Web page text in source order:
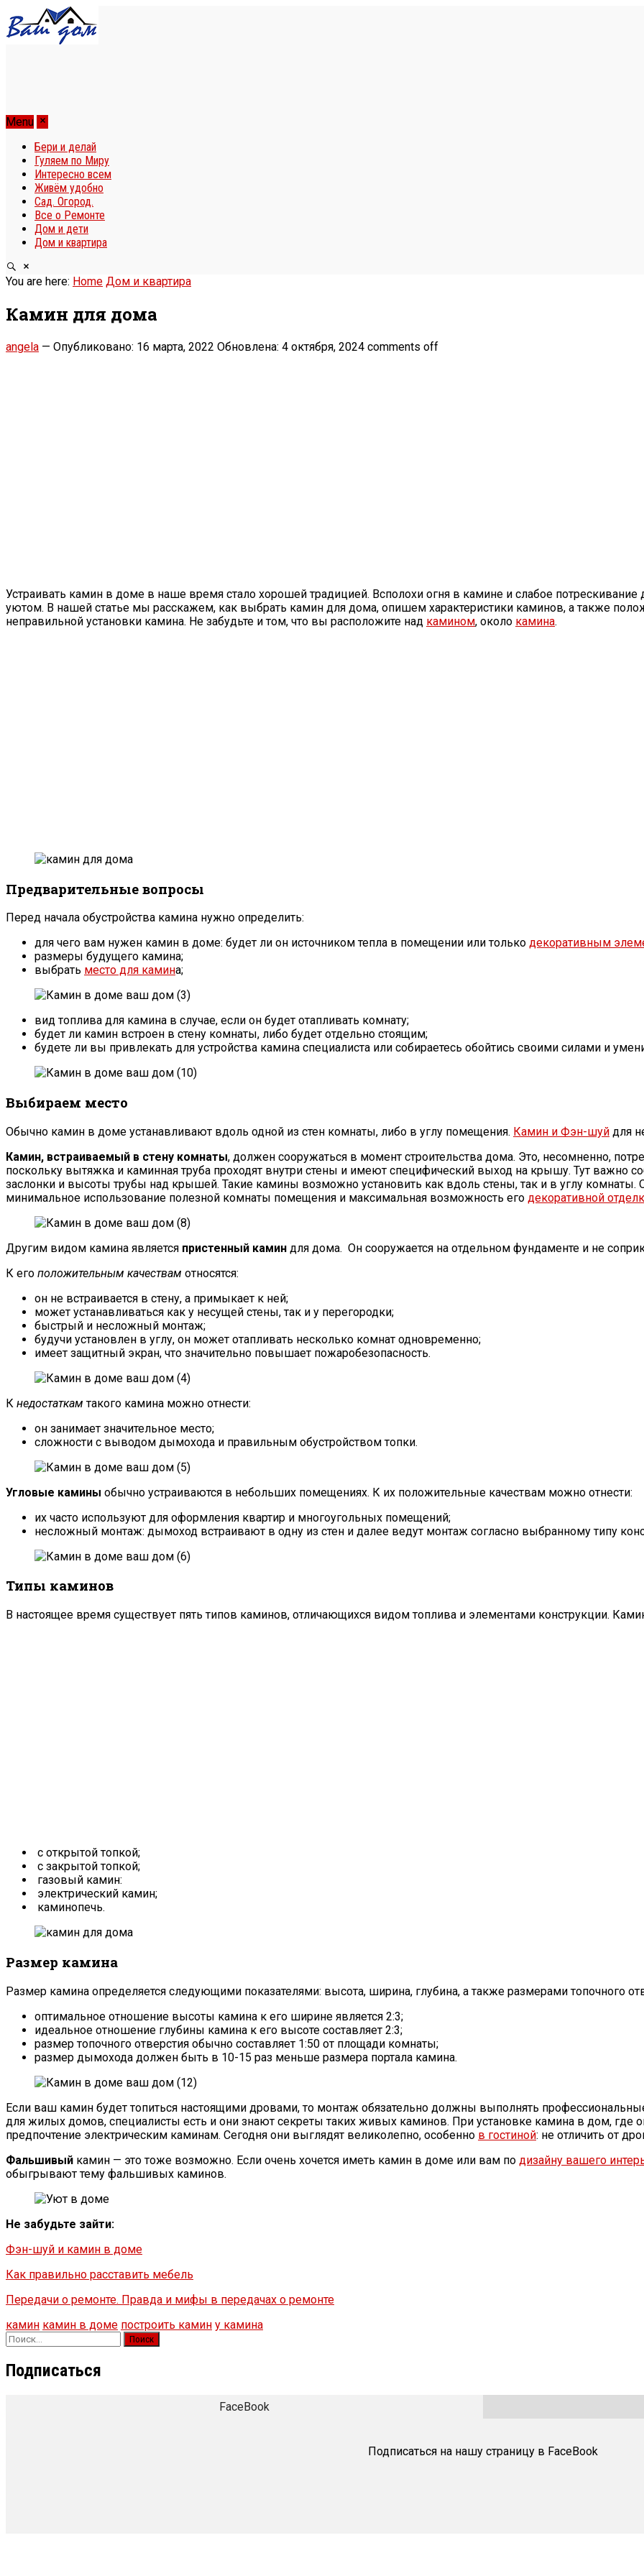
Menu
Бери и делай
Гуляем по Миру
Интересно всем
Живём удобно
Сад. Огород.
Все о Ремонте
Дом и дети
Дом и квартира
You are here: Home Дом и квартира
Камин для дома
angela — Опубликовано: 16 марта, 2022 Обновлена: 4 октября, 2024 comments off
Устраивать камин в доме в наше время стало хорошей традицией. Всполохи огня в камине и слабое
уютом. В нашей статье мы расскажем, как выбрать камин для дома, опишем характеристики каминов, а также
неправильной установки камина. Не забудьте и том, что вы расположите над камином, около камина.
Предварительные вопросы
Перед начала обустройства камина нужно определить:
для чего вам нужен камин в доме: будет ли он источником тепла в помещении или только декоративным
размеры будущего камина;
выбрать место для камина;
вид топлива для камина в случае, если он будет отапливать комнату;
будет ли камин встроен в стену комнаты, либо будет отдельно стоящим;
будете ли вы привлекать для устройства камина специалиста или собираетесь обойтись своими силами и
Выбираем место
Обычно камин в доме устанавливают вдоль одной из стен комнаты, либо в углу помещения. Камин и Фэн-шуй для
Камин, встраиваемый в стену комнаты, должен сооружаться в момент строительства дома. Это, несомненно,
поскольку вытяжка и каминная труба проходят внутри стены и имеют специфический выход на крышу. Тут важно
заслонки и высоты трубы над крышей. Такие камины возможно установить как вдоль стены, так и в углу комнаты.
минимальное использование полезной комнаты помещения и максимальная возможность его декоративной
Другим видом камина является пристенный камин для дома. Он сооружается на отдельном фундаменте и не
К его положительным качествам относятся:
он не встраивается в стену, а примыкает к ней;
может устанавливаться как у несущей стены, так и у перегородки;
быстрый и несложный монтаж;
будучи установлен в углу, он может отапливать несколько комнат одновременно;
имеет защитный экран, что значительно повышает пожаробезопасность.
К недостаткамтакого камина можно отнести:
он занимает значительное место;
сложности с выводом дымохода и правильным обустройством топки.
Угловые камины обычно устраиваются в небольших помещениях. К их положительные качествам можно отнести:
их часто используют для оформления квартир и многоугольных помещений;
несложный монтаж: дымоход встраивают в одну из стен и далее ведут монтаж согласно выбранному типу
Типы каминов
В настоящее время существует пять типов каминов, отличающихся видом топлива и элементами конструкции.
с открытой топкой;
с закрытой топкой;
газовый камин:
электрический камин;
каминопечь.
Размер камина
Размер камина определяется следующими показателями: высота, ширина, глубина, а также размерами топочного
оптимальное отношение высоты камина к его ширине является 2:3;
идеальное отношение глубины камина к его высоте составляет 2:3;
размер топочного отверстия обычно составляет 1:50 от площади комнаты;
размер дымохода должен быть в 10-15 раз меньше размера портала камина.
Если ваш камин будет топиться настоящими дровами, то монтаж обязательно должны выполнять
для жилых домов, специалисты есть и они знают секреты таких живых каминов. При установке камина в дом, где
предпочтение электрическим каминам. Сегодня они выглядят великолепно, особенно в гостиной: не отличить от
Фальшивый камин — это тоже возможно. Если очень хочется иметь камин в доме или вам по дизайну вашего
обыгрывают тему фальшивых каминов.
Не забудьте зайти:
Фэн-шуй и камин в доме
Как правильно расставить мебель
Передачи о ремонте. Правда и мифы в передачах о ремонте
камин камин в доме построить камин у камина
Найти:
Подписаться
FaceBook
Подписаться на нашу страницу в FaceBook